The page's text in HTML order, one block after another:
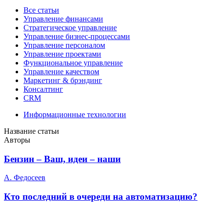
Все статьи
Управление финансами
Стратегическое управление
Управление бизнес-процессами
Управление персоналом
Управление проектами
Функциональное управление
Управление качеством
Маркетинг & брэндинг
Консалтинг
CRM
Информационные технологии
Название статьи
Авторы
Бензин – Ваш, идеи – наши
А. Федосеев
Кто последний в очереди на автоматизацию?